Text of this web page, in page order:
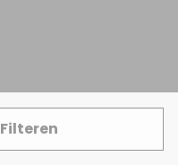
Filteren